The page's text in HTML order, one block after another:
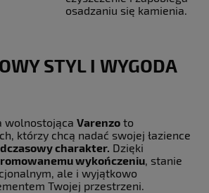
osadzaniu się kamienia.
STYL I WYGODA
wolnostojąca Varenzo to
którzy chcą nadać swojej łazience
charakter. Dzięki
wykończeniu, stanie
ale i wyjątkowo
Twojej przestrzeni.